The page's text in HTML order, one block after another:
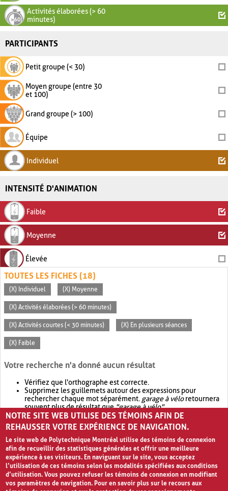
Activités élaborées (> 60
minutes)
PARTICIPANTS
Petit groupe (< 30)
Moyen groupe (entre 30
et 100)
Grand groupe (> 100)
Équipe
Individuel
INTENSITÉ D'ANIMATION
Faible
Moyenne
Élevée
TOUTES LES FICHES (18)
(X) Individuel (X) Moyenne
(X) Activités élaborées (> 60 minutes)
(X) Activités courtes (< 30 minutes) (X) En plusieurs séances
(X) Faible
Votre recherche n'a donné aucun résultat
Vérifiez que l'orthographe est correcte.
Supprimez les guillemets autour des expressions pour
rechercher chaque mot séparément. garage à véloretournera
souvent plus de résultat que"garage à vélo".
Envisagez d'élargir votre recherche avec OR.garage OR vélo
retournera souvent plus de résultat quegarage à vélo
NOTRE SITE WEB UTILISE DES TÉMOINS AFIN DE
REHAUSSER VOTRE EXPÉRIENCE DE NAVIGATION.
Le site web de Polytechnique Montréal utilise des témoins de connexion
afin de recueillir des statistiques générales et offrir une meilleure
expérience à ses visiteurs. En naviguant sur le site, vous acceptez
l’utilisation de ces témoins selon les modalités spécifiées aux conditions
d’utilisation. Vous pouvez refuser les témoins de connexion en modifiant
vos paramètres de navigation. Pour en savoir plus sur le recours aux